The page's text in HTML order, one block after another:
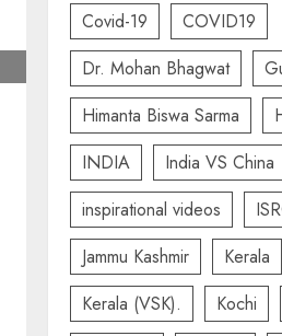
Covid-19
COVID19
Dr. Mohan Bhagwat
Himanta Biswa Sarma
INDIA
India VS China
inspirational videos
Jammu Kashmir
Kerala
Kerala (VSK).
Kochi